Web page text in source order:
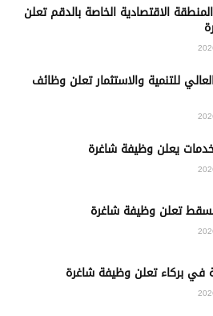
الاقتصادية الخاصة بالدقم تعلن
للتنمية والاستثمار تعلن وظائف
يعلن وظيفة شاغرة
تعلن وظيفة شاغرة
بركاء تعلن وظيفة شاغرة